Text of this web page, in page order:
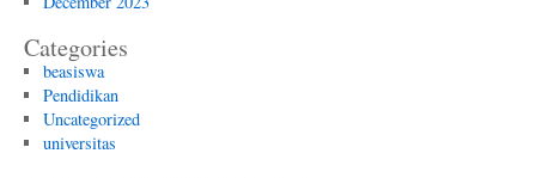
Categories
beasiswa
Pendidikan
Uncategorized
universitas